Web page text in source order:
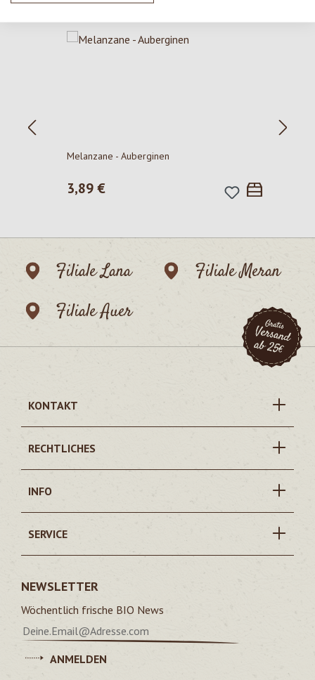
Produktgalerie überspringen
Melanzane - Auberginen
Regulärer Preis:
3,89 €
Filiale Lana
Filiale Meran
Filiale Auer
KONTAKT
RECHTLICHES
INFO
SERVICE
NEWSLETTER
Wöchentlich frische BIO News
ANMELDEN